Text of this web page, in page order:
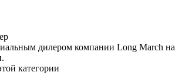
дилером компании Long March на
категории